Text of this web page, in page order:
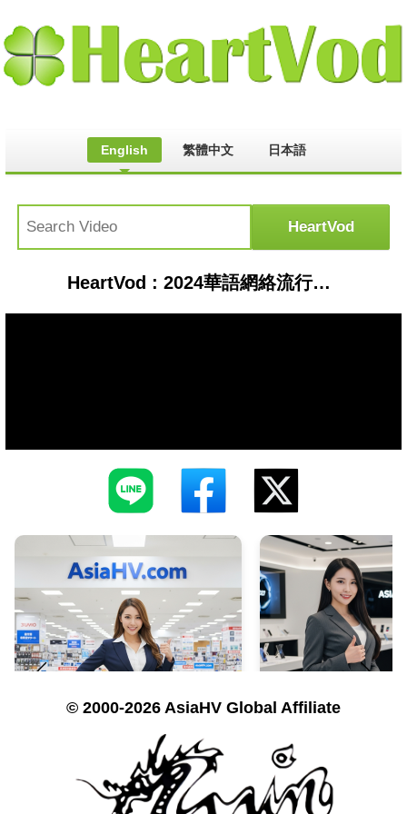
English 繁體中文 日本語
HeartVod : 2024華語網絡流行音樂 ||《孤獨不是罪》|| 蕭秉治 || 動態歌詞
© 2000-2026 AsiaHV Global Affiliate